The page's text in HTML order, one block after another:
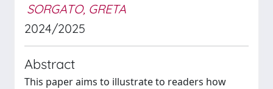
SORGATO, GRETA
2024/2025
Abstract
This paper aims to illustrate to readers how